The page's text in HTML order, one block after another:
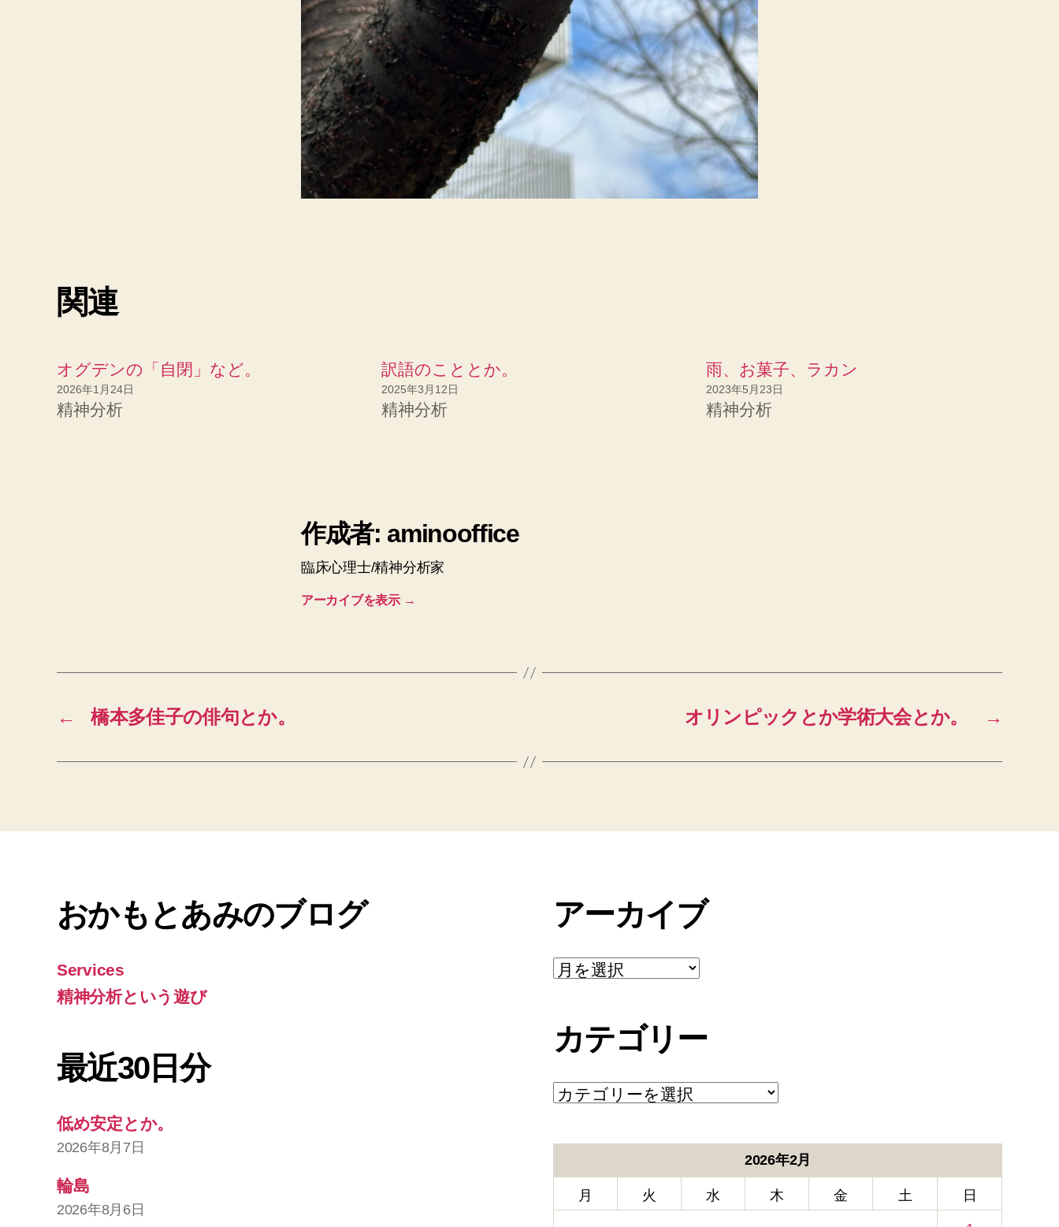
関連
オグデンの「自閉」など。
2026年1月24日
精神分析
訳語のこととか。
2025年3月12日
精神分析
雨、お菓子、ラカン
2023年5月23日
精神分析
作成者: aminooffice
臨床心理士/精神分析家
アーカイブを表示 →
← 橋本多佳子の俳句とか。 →
オリンピックとか学術大会とか。
おかもとあみのブログ
Services
精神分析という遊び
最近30日分
低め安定とか。
2026年8月7日
輪島
2026年8月6日
アーカイブ
ア
ー
ブ
カテゴリー
カ
テ
2026年2月
月 火 水 木 金 土 日